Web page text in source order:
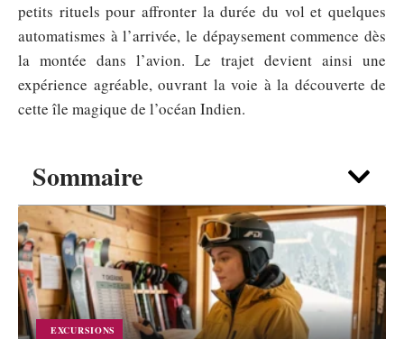
Sommaire
EXCURSIONS
petits rituels pour affronter la durée du vol et quelques
automatismes à l’arrivée, le dépaysement commence dès
la montée dans l’avion. Le trajet devient ainsi une
expérience agréable, ouvrant la voie à la découverte de
cette île magique de l’océan Indien.